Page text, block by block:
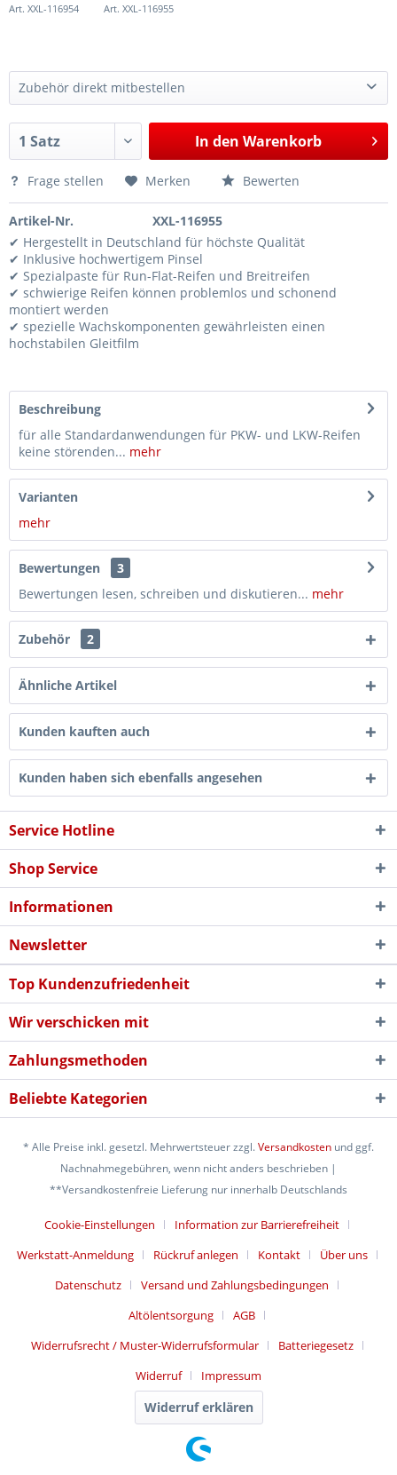
Art. XXL-116954 Art. XXL-116955
Zubehör direkt mitbestellen
Pinsel für Reifenmontagepaste, Ø 40mm, 450mm lang
5,15 €*
Pinsel für Reifenmontagepaste, Ø 50mm, 450mm lang
6,40 €*
In den Warenkorb
Frage stellen Merken Bewerten
Artikel-Nr.
XXL-116955
✔ Hergestellt in Deutschland für höchste Qualität
✔ Inklusive hochwertigem Pinsel
✔ Spezialpaste für Run-Flat-Reifen und Breitreifen
✔ schwierige Reifen können problemlos und schonend
montiert werden
✔ spezielle Wachskomponenten gewährleisten einen
hochstabilen Gleitfilm
Beschreibung
für alle Standardanwendungen für PKW- und LKW-Reifen
keine störenden... mehr
Varianten
mehr
Bewertungen
3
Bewertungen lesen, schreiben und diskutieren... mehr
Zubehör 2
Ähnliche Artikel
Kunden kauften auch
Kunden haben sich ebenfalls angesehen
Service Hotline
Shop Service
Informationen
Newsletter
Top Kundenzufriedenheit
Wir verschicken mit
Zahlungsmethoden
Beliebte Kategorien
* Alle Preise inkl. gesetzl. Mehrwertsteuer zzgl.Versandkosten und ggf.
Nachnahmegebühren, wenn nicht anders beschrieben |
**Versandkostenfreie Lieferung nur innerhalb Deutschlands
Cookie-Einstellungen
Information zur Barrierefreiheit
Werkstatt-Anmeldung
Rückruf anlegen Kontakt
Über uns
Datenschutz
Versand und Zahlungsbedingungen
Altölentsorgung
AGB
Widerrufsrecht / Muster-Widerrufsformular
Batteriegesetz
Widerruf
Impressum
Widerruf erklären